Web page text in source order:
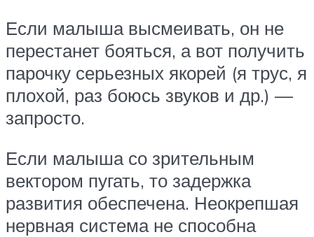
Если малыша высмеивать, он не
перестанет бояться, а вот получить
парочку серьезных якорей (я трус, я
плохой, раз боюсь звуков и др.) —
запросто.
Если малыша со зрительным
вектором пугать, то задержка
развития обеспечена. Неокрепшая
нервная система не способна